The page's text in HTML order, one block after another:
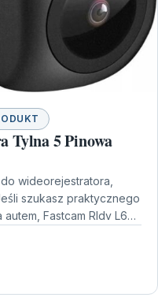
Tylna 5 Pinowa
wideorejestratora,
szukasz praktycznego
Fastcam Rldv L663